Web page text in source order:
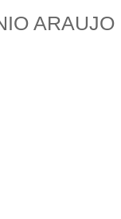
ARAUJO